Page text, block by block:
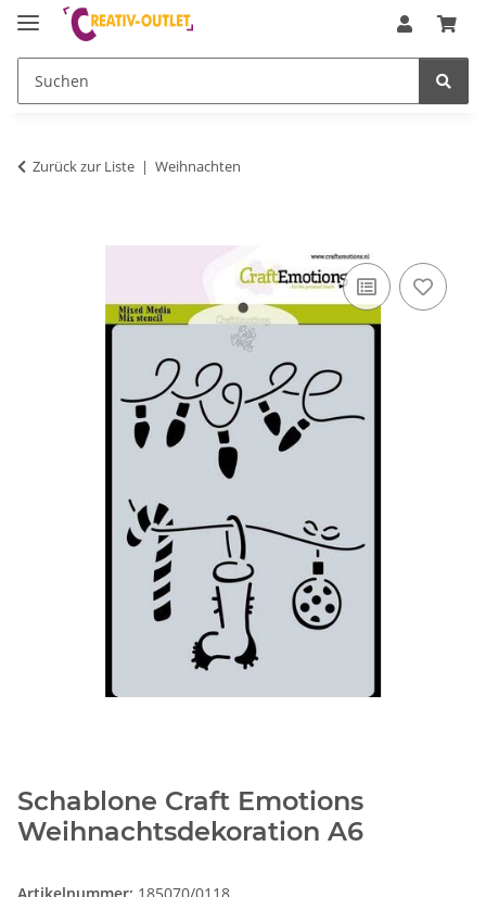
Zurück zur Liste Weihnachten
Schablone Craft Emotions
Weihnachtsdekoration A6